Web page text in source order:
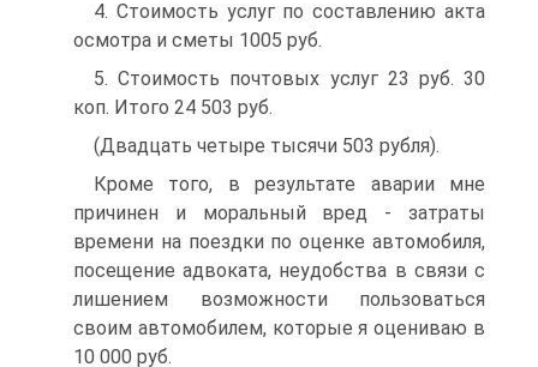
4. Стоимость услуг по составлению акта
осмотра и сметы 1005 руб.
5. Стоимость почтовых услуг 23 руб. 30
коп. Итого 24 503 руб.
(Двадцать четыре тысячи 503 рубля).
Кроме того, в результате аварии мне
причинен и моральный вред - затраты
времени на поездки по оценке автомобиля,
посещение адвоката, неудобства в связи с
лишением возможности пользоваться
своим автомобилем, которые я оцениваю в
10 000 руб.